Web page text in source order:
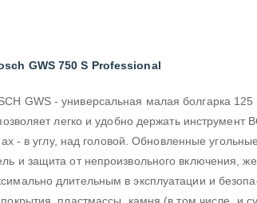
GWS 750 S Professional
GWS - универсальная малая болгарка
легко и удобно держать инструмент
- в углу, над головой. Обновленные
и защита от непроизвольного включения,
длительным в эксплуатации и